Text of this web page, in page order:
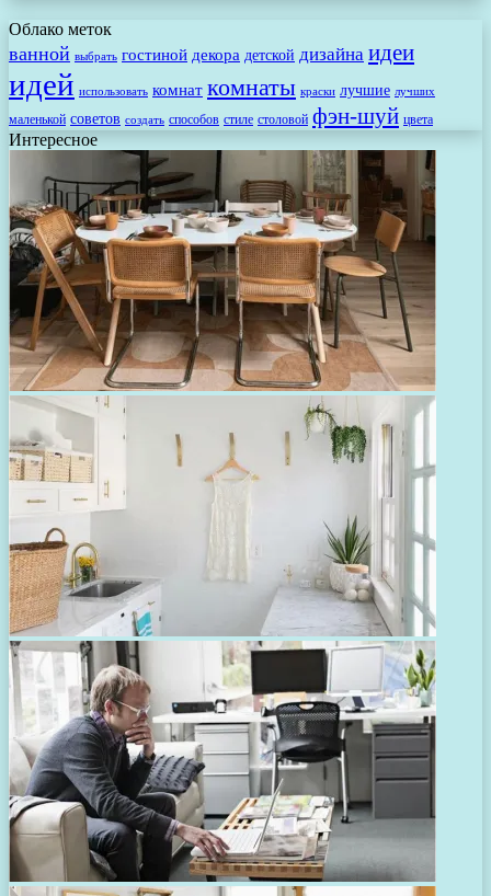
Облако меток
ванной выбрать гостиной декора детской дизайна идеи
идей использовать комнат комнаты краски лучшие лучших
маленькой советов создать способов стиле столовой фэн-шуй цвета
Интересное